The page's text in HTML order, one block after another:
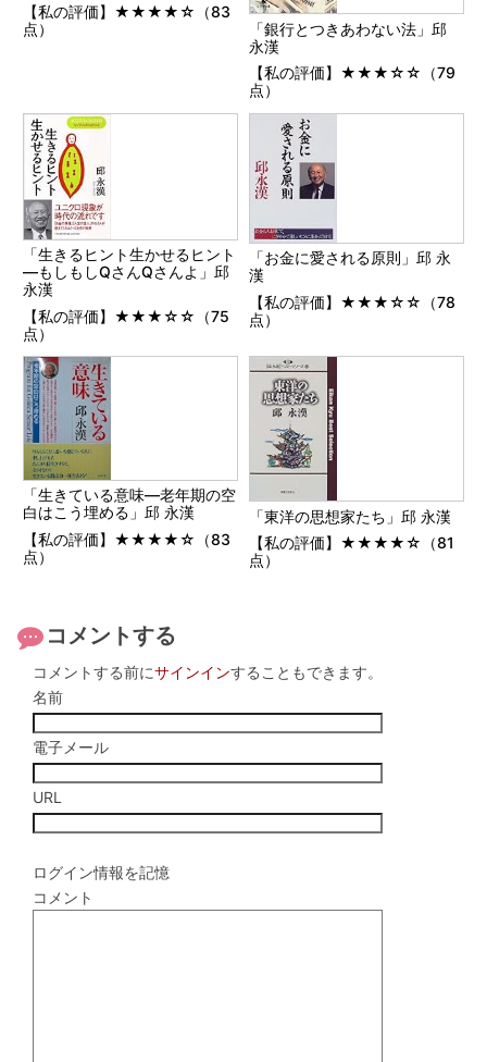
【私の評価】★★★★☆（83
点）
「銀行とつきあわない法」邱
永漢
【私の評価】★★★☆☆（79
点）
「生きるヒント生かせるヒント
―もしもしQさんQさんよ」邱
永漢
【私の評価】★★★☆☆（75
点）
「お金に愛される原則」邱 永
漢
【私の評価】★★★☆☆（78
点）
「生きている意味―老年期の空
白はこう埋める」邱 永漢
【私の評価】★★★★☆（83
点）
「東洋の思想家たち」邱 永漢
【私の評価】★★★★☆（81
点）
コメントする
コメントする前にサインインすることもできます。
名前
電子メール
URL
ログイン情報を記憶
コメント